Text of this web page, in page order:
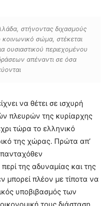
στήνοντας διχασμούς
σώμα, στέκεται
ουσιαστικού περιεχομένου
απέναντι σε όσα
να θέτει σε ισχυρή
πλευρών της κυρίαρχης
τώρα το ελληνικό
της χώρας. Πρώτα απ’
της αδυναμίας και της
μπορεί πλέον με τίποτα να
υποβιβασμός των